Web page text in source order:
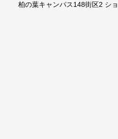
柏の葉キャンパス148街区2 シ